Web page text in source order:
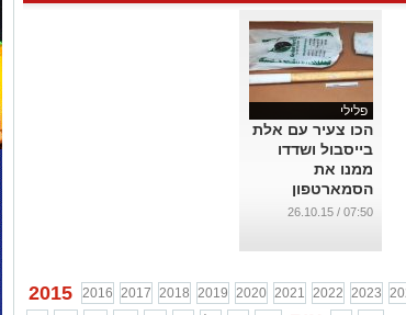
פלילי
הכו צעיר עם אלת
בייסבול ושדדו
ממנו את
הסמארטפון
...
07:50 / 26.10.15
2015 2016 2017 2018 2019 2020 2021 2022 2023